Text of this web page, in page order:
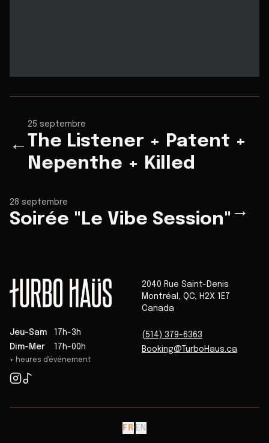
←
25 septembre
The Listener + Patent +
Nepenthe + Killed
28 septembre
Soirée "Le Vibe Session" →
Jeu-Sam
17h-3h
Dim-Mer
17h-00h
+ heures d'événement
2040 Rue Saint-Denis
Montréal , QC, H2X 1E7
Canada
(514) 379-6363
Booking@TurboHaus.ca
FR· EN